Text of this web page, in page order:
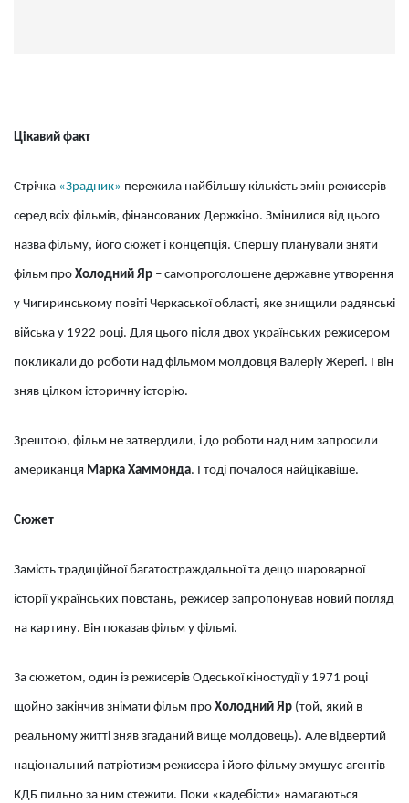
Цікавий факт
Стрічка «Зрадник» пережила найбільшу кількість змін режисерів
серед всіх фільмів, фінансованих Держкіно. Змінилися від цього
назва фільму, його сюжет і концепція. Спершу планували зняти
фільм про Холодний Яр – самопроголошене державне утворення
у Чигиринському повіті Черкаської області, яке знищили радянські
війська у 1922 році. Для цього після двох українських режисером
покликали до роботи над фільмом молдовця Валеріу Жерегі. І він
зняв цілком історичну історію.
Зрештою, фільм не затвердили, і до роботи над ним запросили
американця Марка Хаммонда. І тоді почалося найцікавіше.
Сюжет
Замість традиційної багатостраждальної та дещо шароварної
історії українських повстань, режисер запропонував новий погляд
на картину. Він показав фільм у фільмі.
За сюжетом, один із режисерів Одеської кіностудії у 1971 році
щойно закінчив знімати фільм про Холодний Яр (той, який в
реальному житті зняв згаданий вище молдовець). Але відвертий
національний патріотизм режисера і його фільму змушує агентів
КДБ пильно за ним стежити. Поки «кадебісти» намагаються